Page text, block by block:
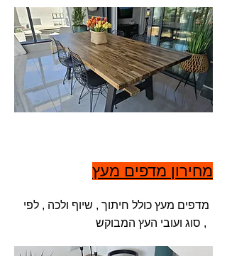
מחירון מדפים מעץ
מדפים מעץ כולל חיתוך , שיוף ולכה , לפי
סוג ועובי העץ המבוקש ,